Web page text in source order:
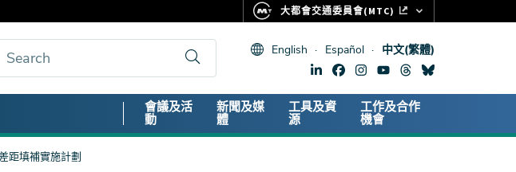
English Español 中文(繁體)
Secondary
Nav
會議及活
動
新聞及媒
體
工具及資
源
工作及合作
機會
距填補實施計劃
大都會交通委員會(MTC)
CLIPPER CARD
生命體徵